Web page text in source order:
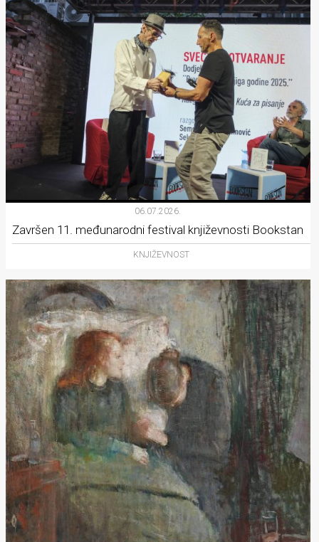
06.07.2026.
Završen 11. međunarodni festival književnosti Bookstan
KNJIŽEVNOST